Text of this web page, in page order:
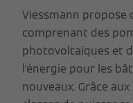
Viessmann propose
comprenant des
photovoltaïques et
l'énergie pour les
nouveaux. Grâce